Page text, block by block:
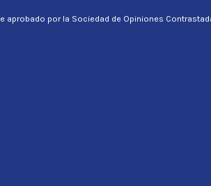
aprobado por la Sociedad de Opiniones